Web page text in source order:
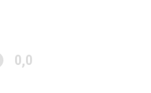
0,0